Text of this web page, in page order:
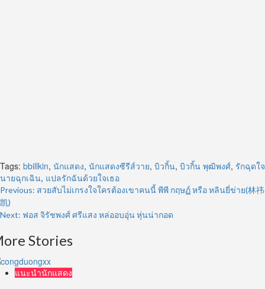
Tags: bbillkin, นักแสดง, นักแสดงซีรีส์วาย, บิวกิ้น, บิวกิ้น พุฒิพงศ์, รักฉุดใจ
นายฉุกเฉิน, แปลรักฉันด้วยใจเธอ
Post
navigation
Previous: สวยสับไม่เกรงใจใครต้องเขาคนนี้ พีพี กฤษฏ์ หรือ หลินยี่ข่าย(林祎
凯)
Next: ฟอส จิรัชพงศ์ ศรีแสง หล่ออบอุ่น หุ่นน่ากอด
Stories
แนะนำนักแสดง